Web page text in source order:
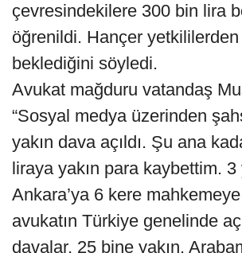
çevresindekilere 300 bin lira
öğrenildi. Hançer yetkililerden
beklediğini söyledi.
Avukat mağduru vatandaş
“Sosyal medya üzerinden
yakın dava açıldı. Şu ana
liraya yakın para kaybettim. 3
Ankara’ya 6 kere
avukatın Türkiye genelinde
davalar, 25 bine yakın.